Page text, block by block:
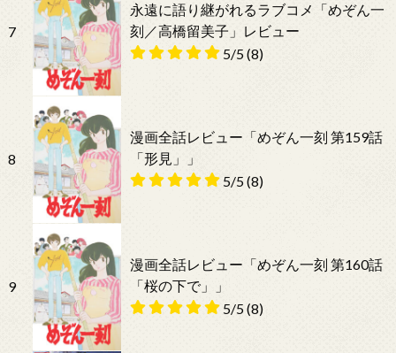
7
永遠に語り継がれるラブコメ「めぞん一
刻／高橋留美子」レビュー
5/5(8)
8
漫画全話レビュー「めぞん一刻 第159話
「形見」」
5/5(8)
9
漫画全話レビュー「めぞん一刻 第160話
「桜の下で」」
5/5(8)